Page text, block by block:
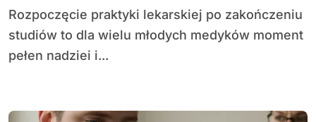
Rozpoczęcie praktyki lekarskiej po zakończeniu
studiów to dla wielu młodych medyków moment
pełen nadziei i...